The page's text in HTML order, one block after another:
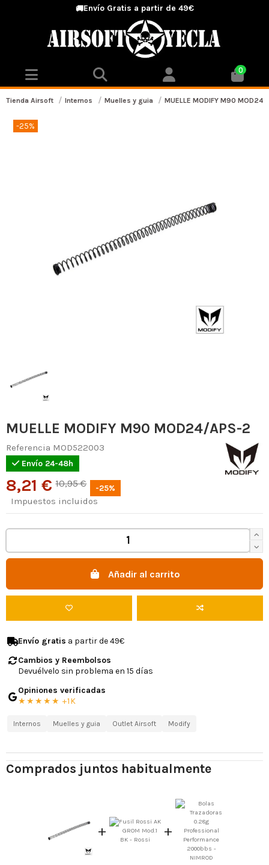
🚚Envío Gratis a partir de 49€
0
Tienda Airsoft Internos Muelles y guia MUELLE MODIFY M90
-25%
MUELLE MODIFY M90 MOD24/APS-2
Referencia MOD522003
Envío 24-48h
8,21 € 10,95 € -25%
Impuestos incluidos
Añadir al carrito
Envío gratis a partir de 49€
Cambios y Reembolsos
Devuélvelo sin problema en 15 días
Opiniones verificadas
★★★★★ +1K
Internos Muelles y guia Outlet Airsoft Modify
Comprados juntos habitualmente
+ +